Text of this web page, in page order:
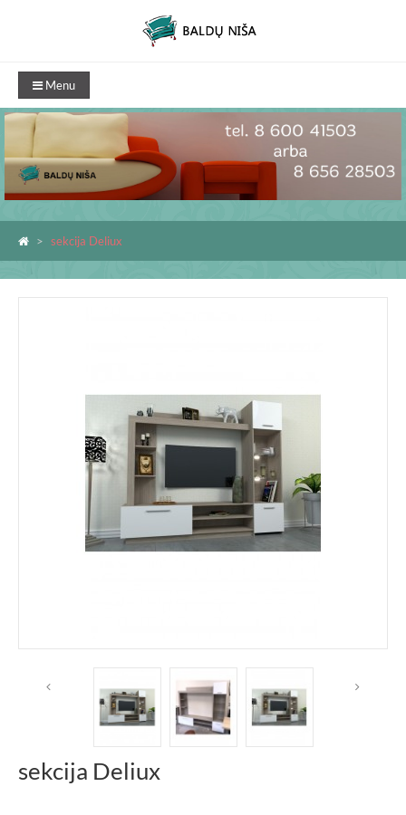
Menu
sekcija Deliux
sekcija Deliux